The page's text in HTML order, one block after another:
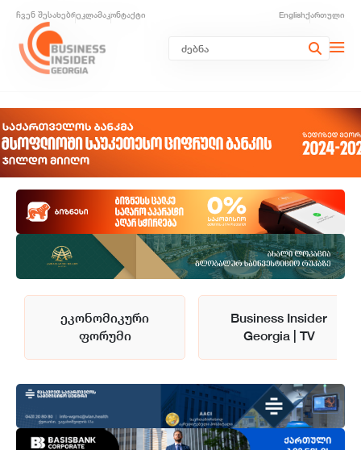
ჩვენ შესახებრეკლამაკონტაქტი Englishქართული
ეკონომიკური
ფორუმი
Business Insider
Georgia | TV